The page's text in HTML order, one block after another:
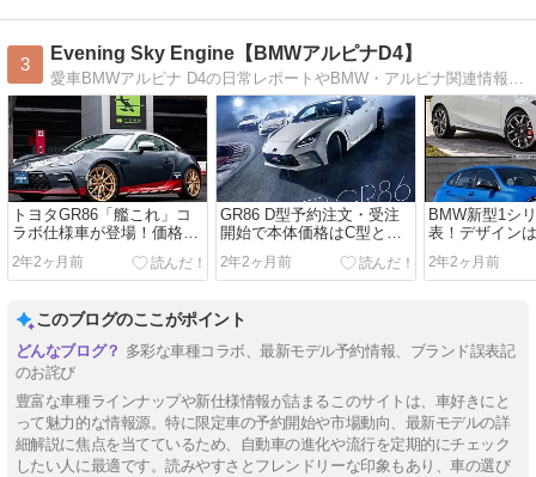
3
Evening Sky Engine【BMWアルピナD4】
愛車BMWアルピナ D4の日常レポートやBMW・アルピナ関連情報のブログ愛車履歴：BMW F36(420i GC)←F10←E91←E90←E87
トヨタGR86「艦これ」コ
ラボ仕様車が登場！価格は
５００万超えで販売抽選受
付は本日まで。
2年2ヶ月前
GR86 D型予約注文・受注
開始で本体価格はC型と比
べて値上げ額は？ブレンボ
とザックスは価格据え置き
2年2ヶ月前
BMW新型1シ
表！デザイン
らしくないマ
人受け狙いか
2年2ヶ月前
このブログのここがポイント
多彩な車種コラボ、最新モデル予約情報、ブランド誤表記
のお詫び
豊富な車種ラインナップや新仕様情報が詰まるこのサイトは、車好きにと
って魅力的な情報源。特に限定車の予約開始や市場動向、最新モデルの詳
細解説に焦点を当てているため、自動車の進化や流行を定期的にチェック
したい人に最適です。読みやすさとフレンドリーな印象もあり、車の選び